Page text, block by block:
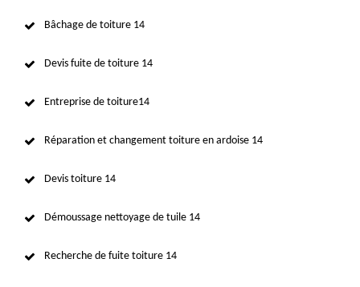
Bâchage de toiture 14
Devis fuite de toiture 14
Entreprise de toiture14
Réparation et changement toiture en ardoise 14
Devis toiture 14
Démoussage nettoyage de tuile 14
Recherche de fuite toiture 14